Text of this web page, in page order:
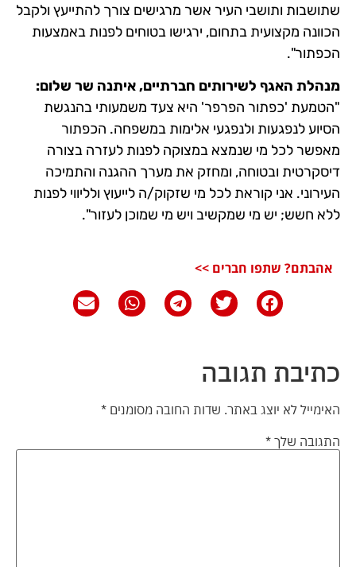
שתושבות ותושבי העיר אשר מרגישים צורך להתייעץ ולקבל
הכוונה מקצועית בתחום, ירגישו בטוחים לפנות באמצעות
הכפתור".
מנהלת האגף לשירותים חברתיים, איתנה שר שלום:
"הטמעת 'כפתור הפרפר' היא צעד משמעותי בהנגשת
הסיוע לנפגעות ולנפגעי אלימות במשפחה. הכפתור
מאפשר לכל מי שנמצא במצוקה לפנות לעזרה בצורה
דיסקרטית ובטוחה, ומחזק את מערך ההגנה והתמיכה
העירוני. אני קוראת לכל מי שזקוק/ה לייעוץ ולליווי לפנות
ללא חשש; יש מי שמקשיב ויש מי שמוכן לעזור".
אהבתם? שתפו חברים >>
כתיבת תגובה
האימייל לא יוצג באתר. שדות החובה מסומנים *
התגובה שלך *